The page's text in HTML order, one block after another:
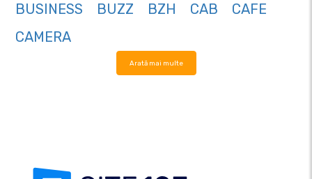
BUSINESS
BUZZ BZH CAB
CAFE
CAMERA
Arată mai multe